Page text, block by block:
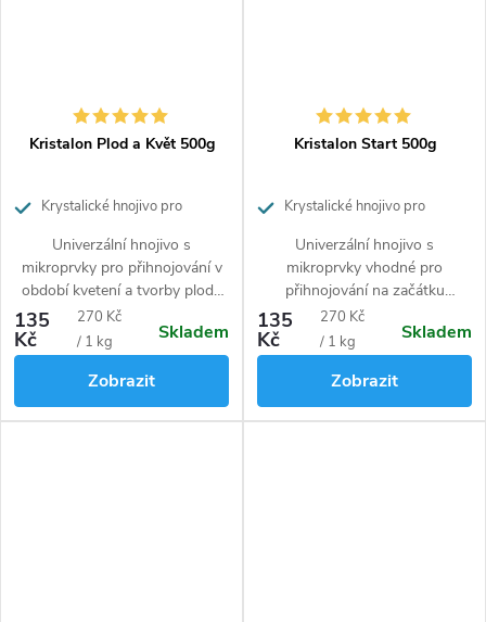
Kristalon Plod a Květ 500g
Krystalické hnojivo pro
Univerzální hnojivo s
mikroprvky pro přihnojování v
období kvetení a tvorby plodů
pokojových, balkónových i
ostatních venkovních rostlin.
Zajistí lepší kvalitu a vybarvení
plodů a květů.
135
Kč
Měrná
cena:
270 Kč
/ 1 kg
Skladem
Zobrazit
Kristalon Start 500g
Krystalické hnojivo pro
Univerzální hnojivo s
mikroprvky vhodné pro
přihnojování na začátku
vegetace a v období
intenzivního růstu. Způsobuje
nárůst zelené hmoty u
pokojových, balkónových i
venkovních zahradních rostlin.
U nekvetoucích rostlin je
135
Kč
Měrná
cena:
270 Kč
/ 1 kg
Skladem
Zobrazit